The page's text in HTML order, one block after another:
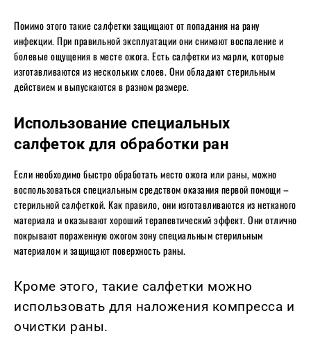
Помимо этого такие салфетки защищают от попадания на рану
инфекции. При правильной эксплуатации они снимают воспаление и
болевые ощущения в месте ожога. Есть салфетки из марли, которые
изготавливаются из нескольких слоев. Они обладают стерильным
действием и выпускаются в разном размере.
Использование специальных
салфеток для обработки ран
Если необходимо быстро обработать место ожога или раны, можно
воспользоваться специальным средством оказания первой помощи –
стерильной салфеткой. Как правило, они изготавливаются из нетканого
материала и оказывают хороший терапевтический эффект. Они отлично
покрывают пораженную ожогом зону специальным стерильным
материалом и защищают поверхность раны.
Кроме этого, такие салфетки можно
использовать для наложения компресса и
очистки раны.